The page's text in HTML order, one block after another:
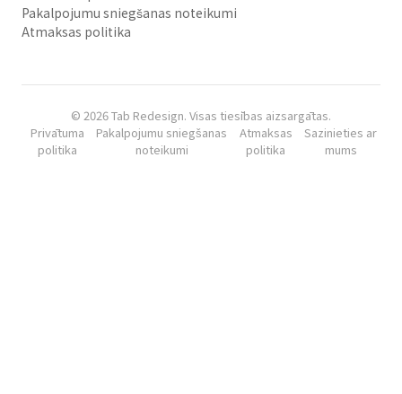
Pakalpojumu sniegšanas noteikumi
Atmaksas politika
© 2026 Tab Redesign. Visas tiesības aizsargātas.
Privātuma
politika
Pakalpojumu sniegšanas
noteikumi
Atmaksas
politika
Sazinieties ar
mums